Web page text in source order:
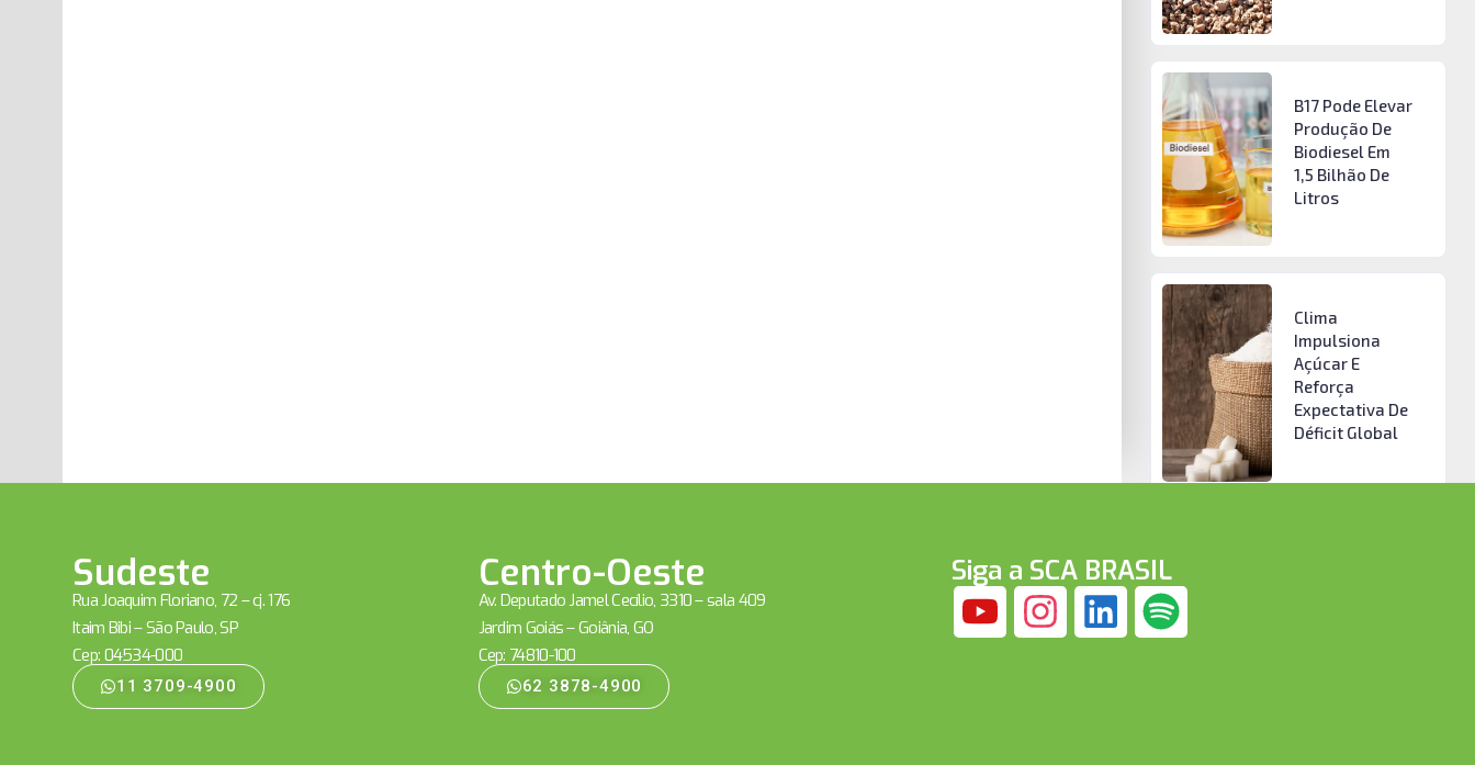
B17 Pode Elevar
Produção De
Biodiesel Em
1,5 Bilhão De
Litros
Clima
Impulsiona
Açúcar E
Reforça
Expectativa De
Déficit Global
Sudeste
Rua Joaquim Floriano, 72 – cj. 176
Itaim Bibi – São Paulo, SP
Cep: 04534-000
11 3709-4900
Centro-Oeste
Av. Deputado Jamel Cecílio, 3310 – sala 409
Jardim Goiás – Goiânia, GO
Cep: 74810-100
62 3878-4900
Siga a SCA BRASIL